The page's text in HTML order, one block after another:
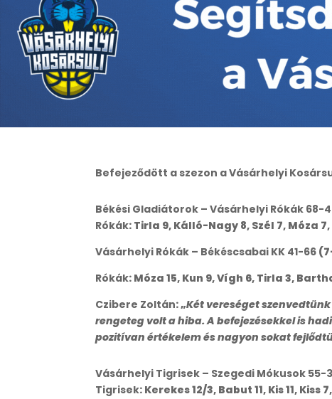
Befejeződött a szezon a Vásárhelyi
Békési Gladiátorok – Vásárhelyi Rókák 68-
Rókák: Tirla 9, Kálló-Nagy 8, Szél 7, Móza
Vásárhelyi Rókák – Békéscsabai KK 41-66
Rókák: Móza 15, Kun 9, Vígh 6, Tirla 3,
Czibere Zoltán: „Két vereséget
rengeteg volt a hiba. A befejezésekkel is
pozitívan értékelem és nagyon sokat
Vásárhelyi Tigrisek – Szegedi Mókusok 55-
Tigrisek: Kerekes 12/3, Babut 11, Kis 11,